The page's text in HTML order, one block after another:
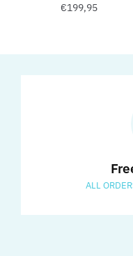
€199,95
ALL